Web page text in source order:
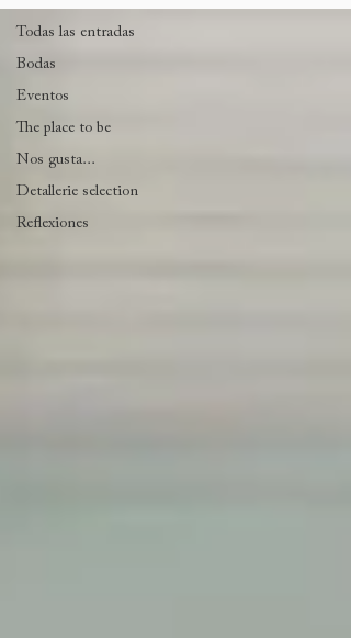
Todas las entradas
Bodas
Eventos
The place to be
Nos gusta...
Detallerie selection
Reflexiones